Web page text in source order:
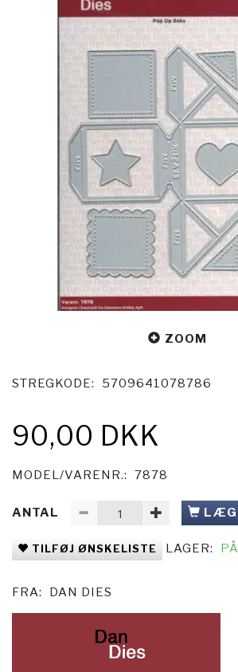
ZOOM
STREGKODE: 5709641078786
90,00 DKK
MODEL/VARENR.: 7878
ANTAL LÆG
TILFØJ ØNSKELISTE LAGER:
FRA: DAN DIES